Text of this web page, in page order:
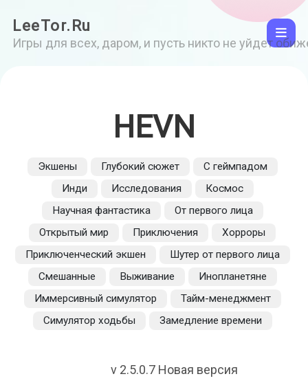
LeeTor.Ru
Игры для всех, даром, и пусть никто не уйдет
HEVN
Экшены Глубокий сюжет
С геймпадом
Инди
Исследования
Космос
Научная фантастика
От первого лица
Открытый мир
Приключения
Хорроры
Приключенческий экшен
Шутер от первого лица
Смешанные
Выживание
Инопланетяне
Иммерсивный симулятор
Тайм-менеджмент
Симулятор ходьбы
Замедление времени
v 2.5.0.7 Новая версия